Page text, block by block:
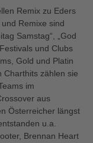
Remix zu Eders
Remixe sind
Samstag“, „God
und Clubs
Gold und Platin
Charthits zählen sie
im
aus
Österreicher längst
u.a.
Brennan Heart